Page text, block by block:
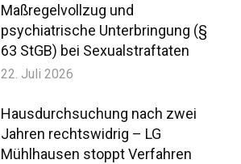
Maßregelvollzug und
psychiatrische Unterbringung (§
63 StGB) bei Sexualstraftaten
22. Juli 2026
Hausdurchsuchung nach zwei
Jahren rechtswidrig – LG
Mühlhausen stoppt Verfahren